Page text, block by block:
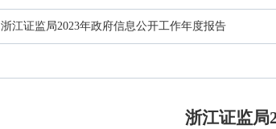
浙江证监局2023年政府信息公开工作年度报告
浙江证监局